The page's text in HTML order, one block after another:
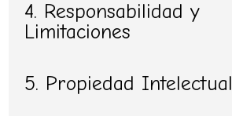
4. Responsabilidad y
Limitaciones
5. Propiedad Intelectual